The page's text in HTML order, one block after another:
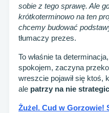
sobie z tego sprawę. Ale
krótkoterminowo na ten
chcemy budować
tłumaczy prezes.
To właśnie ta
spokojem, zaczyna
wreszcie pojawił się ktoś,
ale patrzy na nie
Żużel. Cud w Gorzowie!